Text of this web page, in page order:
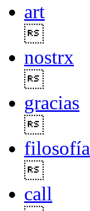
art
nostrx
gracias
filosofía
call